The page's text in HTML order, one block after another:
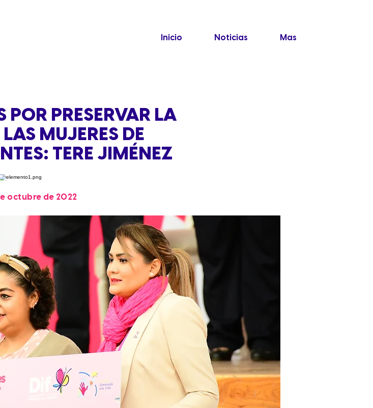
Inicio Noticias Mas
POR PRESERVAR LA
MUJERES DE
TERE JIMÉNEZ
octubre de 2022